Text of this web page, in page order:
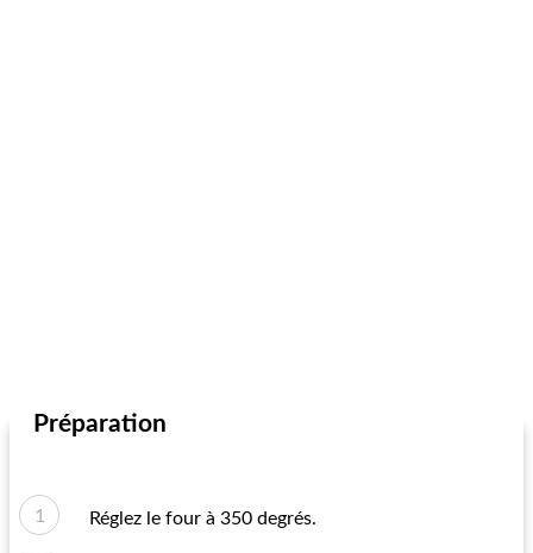
Préparation
Réglez le four à 350 degrés.